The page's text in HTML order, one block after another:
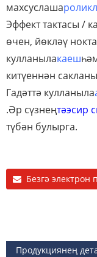
махсуслаша
Эффект тактасы /
өчен, йөкләү
кулланылакаеш
китүеннән
Гадәттә кулланыла
.Әр сүзнеңтәэсир
түбән булырга.
Безгә электрон
Продукциянең